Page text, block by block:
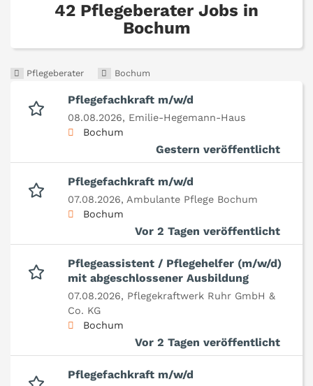
42 Pflegeberater Jobs in
Bochum
Pflegeberater Bochum
Pflegefachkraft m/w/d
08.08.2026, Emilie-Hegemann-Haus
Bochum
Gestern veröffentlicht
Pflegefachkraft m/w/d
07.08.2026, Ambulante Pflege Bochum
Bochum
Vor 2 Tagen veröffentlicht
Pflegeassistent / Pflegehelfer (m/w/d)
mit abgeschlossener Ausbildung
07.08.2026, Pflegekraftwerk Ruhr GmbH &
Co. KG
Bochum
Vor 2 Tagen veröffentlicht
Pflegefachkraft m/w/d